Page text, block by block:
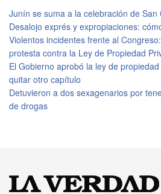
Junín se suma a la celebración de San
Desalojo exprés y expropiaciones:
Violentos incidentes frente al
protesta contra la Ley de Propiedad
El Gobierno aprobó la ley de
quitar otro capítulo
Detuvieron a dos sexagenarios por
de drogas